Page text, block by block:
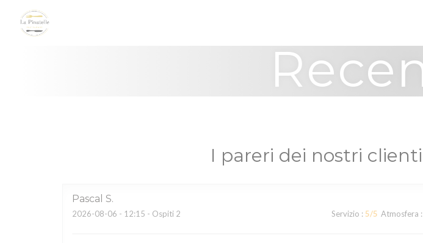
Personalizzazione delle tue scelte sui cookie
I pareri dei nostri clienti
Pascal S
2026-08-06 - 12:15 - Ospiti 2 Servizio : 5/5 Atmosfera :